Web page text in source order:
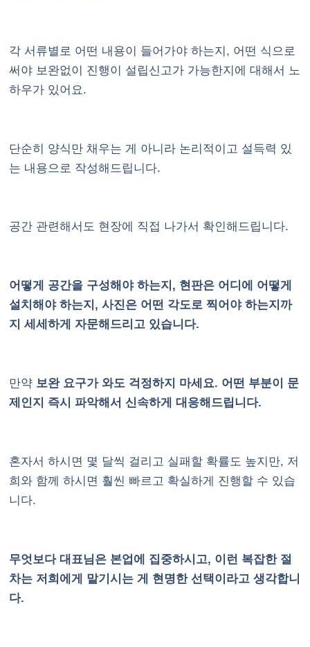
각 서류별로 어떤 내용이 들어가야 하는지, 어떤 식으로
써야 보완없이 진행이 설립신고가 가능한지에 대해서 노
하우가 있어요.
단순히 양식만 채우는 게 아니라 논리적이고 설득력 있
는 내용으로 작성해드립니다.
공간 관련해서도 현장에 직접 나가서 확인해드립니다.
어떻게 공간을 구성해야 하는지, 현판은 어디에 어떻게
설치해야 하는지, 사진은 어떤 각도로 찍어야 하는지까
지 세세하게 자문해드리고 있습니다.
만약 보완 요구가 와도 걱정하지 마세요. 어떤 부분이 문
제인지 즉시 파악해서 신속하게 대응해드립니다.
혼자서 하시면 몇 달씩 걸리고 실패할 확률도 높지만, 저
희와 함께 하시면 훨씬 빠르고 확실하게 진행할 수 있습
니다.
무엇보다 대표님은 본업에 집중하시고, 이런 복잡한 절
차는 저희에게 맡기시는 게 현명한 선택이라고 생각합니
다.